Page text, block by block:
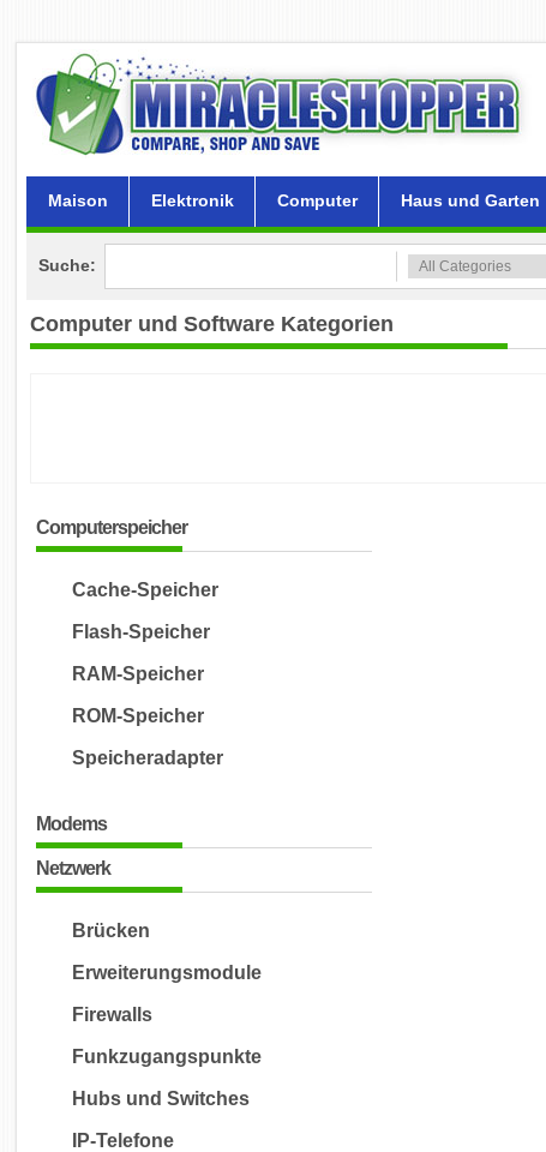
Maison Elektronik Computer Haus und Garten
Suche:
Computer und Software Kategorien
Computerspeicher
Cache-Speicher
Flash-Speicher
RAM-Speicher
ROM-Speicher
Speicheradapter
Modems
Netzwerk
Brücken
Erweiterungsmodule
Firewalls
Funkzugangspunkte
Hubs und Switches
IP-Telefone